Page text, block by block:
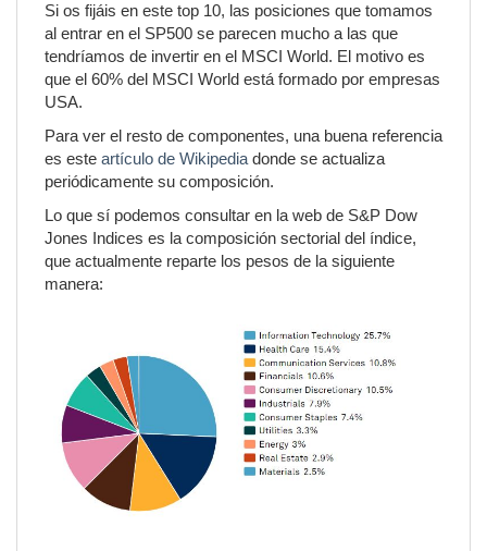
Si os fijáis en este top 10, las posiciones que tomamos
al entrar en el SP500 se parecen mucho a las que
tendríamos de invertir en el MSCI World. El motivo es
que el 60% del MSCI World está formado por empresas
USA.
Para ver el resto de componentes, una buena referencia
es este artículo de Wikipedia donde se actualiza
periódicamente su composición.
Lo que sí podemos consultar en la web de S&P Dow
Jones Indices es la composición sectorial del índice,
que actualmente reparte los pesos de la siguiente
manera: